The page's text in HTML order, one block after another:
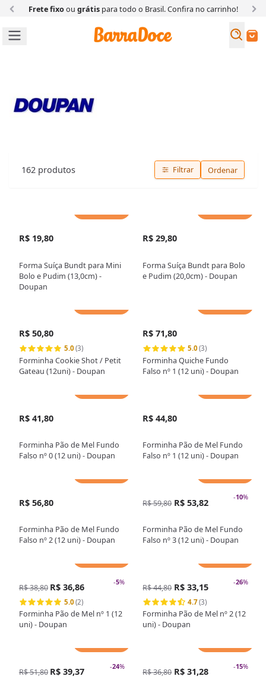
Frete fixoou grátispara todo o Brasil. Confira no carrinho!
Buscar
162 produtos Filtrar Ordenar
R$ 19,80
Forma Suíça Bundt para Mini
Bolo e Pudim (13,0cm) -
Doupan
R$ 29,80
Forma Suíça Bundt para Bolo
e Pudim (20,0cm) - Doupan
R$ 50,80
5.0(3)
Forminha Cookie Shot / Petit
Gateau (12uni) - Doupan
R$ 71,80
5.0(3)
Forminha Quiche Fundo
Falso nº 1 (12 uni) - Doupan
R$ 41,80
Forminha Pão de Mel Fundo
Falso nº 0 (12 uni) - Doupan
R$ 44,80
Forminha Pão de Mel Fundo
Falso nº 1 (12 uni) - Doupan
R$ 56,80
Forminha Pão de Mel Fundo
Falso nº 2 (12 uni) - Doupan
-10%
R$ 59,80 R$ 53,82
Forminha Pão de Mel Fundo
Falso nº 3 (12 uni) - Doupan
-5%
R$ 38,80 R$ 36,86
5.0(2)
Forminha Pão de Mel nº 1 (12
uni) - Doupan
-26%
R$ 44,80 R$ 33,15
4.7(3)
Forminha Pão de Mel nº 2 (12
uni) - Doupan
-24%
R$ 51,80 R$ 39,37 -15%
R$ 36,80 R$ 31,28